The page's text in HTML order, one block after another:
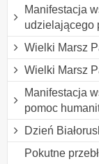
Manifestacja
udzielającego
Wielki Marsz
Wielki Marsz
Manifestacja
pomoc
Dzień
Pokutne